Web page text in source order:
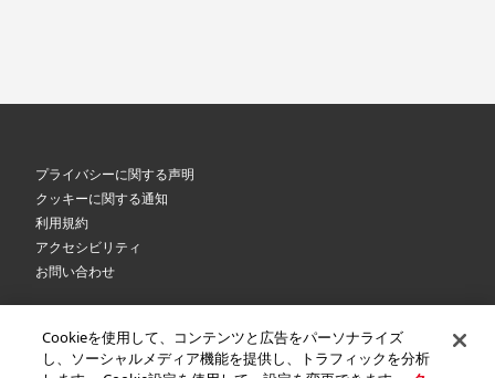
プライバシーに関する声明
クッキーに関する通知
利用規約
アクセシビリティ
お問い合わせ
2026 Royal Canin SAS. All rights reserved. An Affiliate of Mars, Incorporated.
Cookieを使用して、コンテンツと広告をパーソナライズ
し、ソーシャルメディア機能を提供し、トラフィックを分析